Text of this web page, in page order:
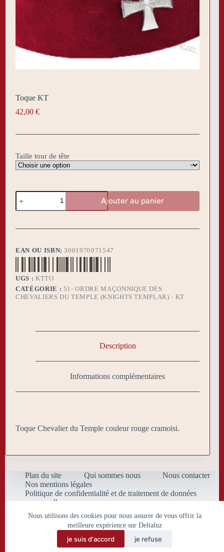
Nous utilisons des cookies pour nous assurer de vous offrir la
meilleure expérience sur Deltaluz
je suis d'accord je refuse
Toque KT
42,00 €
Taille tour de tête
quantité
de
Toque
Ajouter au panier
EAN OU ISBN:3001970071547
UGS : KTTO
CATÉGORIE : 51- ORDRE MAÇONNIQUE DES
CHEVALIERS DU TEMPLE (KNIGHTS TEMPLAR) - KT
Description
Informations complémentaires
Toque Chevalier du Temple couleur rouge cramoisi.
Plan du site Qui sommes nous
Nous contacter
Nos mentions légales
Politique de confidentialité et de traitement de données
personnelles
Conditions Générales de Vente